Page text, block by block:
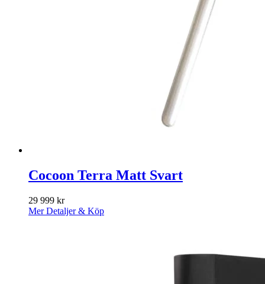
Cocoon Terra Matt Svart
29 999 kr
Mer Detaljer & Köp